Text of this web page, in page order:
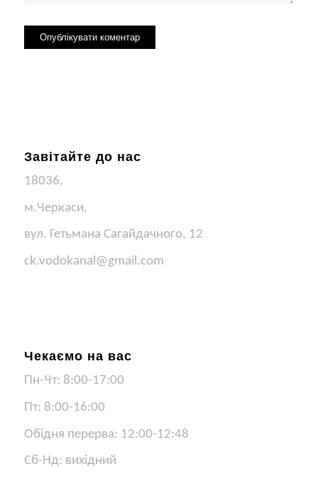
Завітайте до нас
18036,
м.Черкаси,
вул. Гетьмана Сагайдачного, 12
ck.vodokanal@gmail.com
Чекаємо на вас
Пн-Чт: 8:00-17:00
Пт: 8:00-16:00
Обідня перерва: 12:00-12:48
Сб-Нд: вихідний